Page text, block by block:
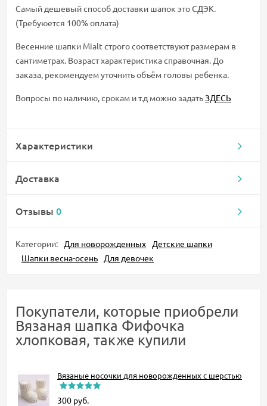
Самый дешевый способ доставки шапок это СДЭК.
(Требуюется 100% оплата)
Весенние шапки Mialt строго соответствуют размерам в
сантиметрах. Возраст характеристика справочная. До
заказа, рекомендуем уточнить объём головы ребенка.
Вопросы по наличию, срокам и т.д можно задатьЗДЕСЬ
Характеристики
Доставка
Отзывы 0
Категории: Для новорожденных
Детские шапки
Шапки весна-осень
Для девочек
Покупатели, которые приобрели
Вязаная шапка Фифочка
хлопковая, также купили
Вязаные носочки для новорожденных с шерстью
300 руб.